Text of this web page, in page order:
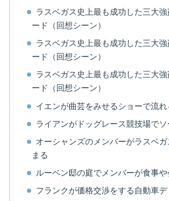
ラスベガス史上最も成功した三大
ード（回想シーン）
ラスベガス史上最も成功した三大
ード（回想シーン）
ラスベガス史上最も成功した三大
ード（回想シーン）
イエンが曲芸をみせるショーで流れ
ライアンがドッグレース競技場で
オーシャンズのメンバーがラスベ
まる
ルーベン邸の庭でメンバーが食事や
フランクが価格交渉をする自動車